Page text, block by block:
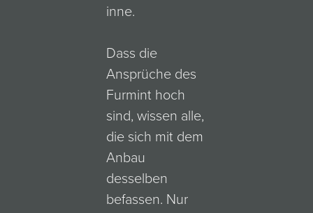
inne.
Dass die
Ansprüche des
Furmint hoch
sind, wissen alle,
die sich mit dem
Anbau
desselben
befassen. Nur